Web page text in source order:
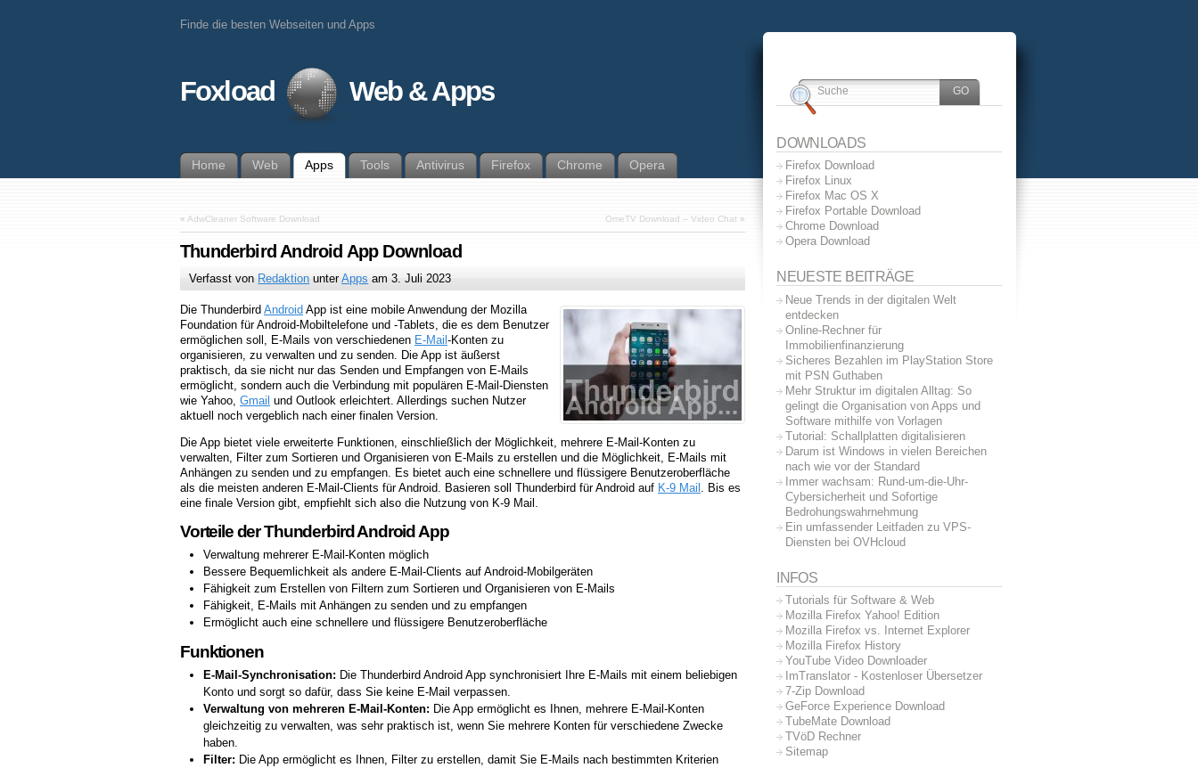
Finde die besten Webseiten und Apps
Foxload Web & Apps
Home Web Apps Tools Antivirus Firefox Chrome Opera
« AdwCleaner Software Download OmeTV Download – Video Chat »
Thunderbird Android App Download
Verfasst von Redaktion unterApps am3. Juli 2023
Die Thunderbird Android App ist eine mobile Anwendung der Mozilla
Foundation für Android-Mobiltelefone und -Tablets, die es dem Benutzer
ermöglichen soll, E-Mails von verschiedenen E-Mail -Konten zu
organisieren, zu verwalten und zu senden. Die App ist äußerst
praktisch, da sie nicht nur das Senden und Empfangen von E-Mails
ermöglicht, sondern auch die Verbindung mit populären E-Mail-Diensten
wie Yahoo, Gmail und Outlook erleichtert. Allerdings suchen Nutzer
aktuell noch vergeblich nach einer finalen Version.
Die App bietet viele erweiterte Funktionen, einschließlich der Möglichkeit, mehrere E-Mail-Konten zu
verwalten, Filter zum Sortieren und Organisieren von E-Mails zu erstellen und die Möglichkeit, E-Mails mit
Anhängen zu senden und zu empfangen. Es bietet auch eine schnellere und flüssigere Benutzeroberfläche
als die meisten anderen E-Mail-Clients für Android. Basieren soll Thunderbird für Android auf K-9 Mail
. Bis es
eine finale Version gibt, empfiehlt sich also die Nutzung von K-9 Mail.
Vorteile der Thunderbird Android App
Verwaltung mehrerer E-Mail-Konten möglich
Bessere Bequemlichkeit als andere E-Mail-Clients auf Android-Mobilgeräten
Fähigkeit zum Erstellen von Filtern zum Sortieren und Organisieren von E-Mails
Fähigkeit, E-Mails mit Anhängen zu senden und zu empfangen
Ermöglicht auch eine schnellere und flüssigere Benutzeroberfläche
Funktionen
E-Mail-Synchronisation: Die Thunderbird Android App synchronisiert Ihre E-Mails mit einem beliebigen
Konto und sorgt so dafür, dass Sie keine E-Mail verpassen.
Verwaltung von mehreren E-Mail-Konten: Die App ermöglicht es Ihnen, mehrere E-Mail-Konten
gleichzeitig zu verwalten, was sehr praktisch ist, wenn Sie mehrere Konten für verschiedene Zwecke
haben.
Filter: Die App ermöglicht es Ihnen, Filter zu erstellen, damit Sie E-Mails nach bestimmten Kriterien
DOWNLOADS
Firefox Download
Firefox Linux
Firefox Mac OS X
Firefox Portable Download
Chrome Download
Opera Download
NEUESTE BEITRÄGE
Neue Trends in der digitalen Welt
entdecken
Online-Rechner für
Immobilienfinanzierung
Sicheres Bezahlen im PlayStation Store
mit PSN Guthaben
Mehr Struktur im digitalen Alltag: So
gelingt die Organisation von Apps und
Software mithilfe von Vorlagen
Tutorial: Schallplatten digitalisieren
Darum ist Windows in vielen Bereichen
nach wie vor der Standard
Immer wachsam: Rund-um-die-Uhr-
Cybersicherheit und Sofortige
Bedrohungswahrnehmung
Ein umfassender Leitfaden zu VPS-
Diensten bei OVHcloud
INFOS
Tutorials für Software & Web
Mozilla Firefox Yahoo! Edition
Mozilla Firefox vs. Internet Explorer
Mozilla Firefox History
YouTube Video Downloader
ImTranslator - Kostenloser Übersetzer
7-Zip Download
GeForce Experience Download
TubeMate Download
TVöD Rechner
Sitemap